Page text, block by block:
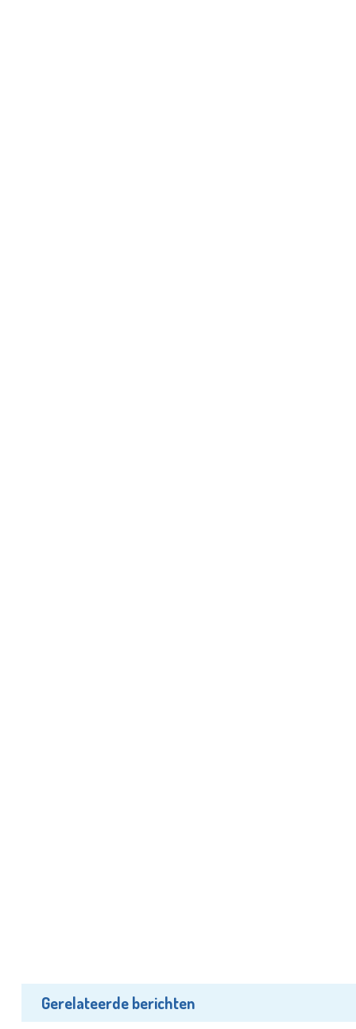
Gerelateerde berichten